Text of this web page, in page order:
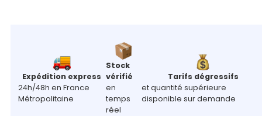
Expédition express
24h/48h en France
Métropolitaine
Stock
vérifié
en
temps
réel
Tarifs dégressifs
et quantité supérieure
disponible sur demande